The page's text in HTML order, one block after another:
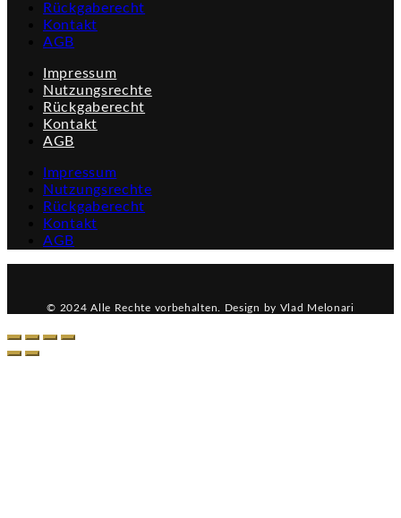
Rückgaberecht
Kontakt
AGB
Impressum
Nutzungsrechte
Rückgaberecht
Kontakt
AGB
Impressum
Nutzungsrechte
Rückgaberecht
Kontakt
AGB
© 2024 Alle Rechte vorbehalten. Design by Vlad Melonari